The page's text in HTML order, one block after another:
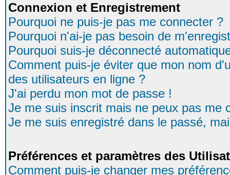
Connexion et Enregistrement
Pourquoi ne puis-je pas me connecter ?
Pourquoi n'ai-je pas besoin de
Pourquoi suis-je déconnecté
Comment puis-je éviter que mon nom
des utilisateurs en ligne ?
J'ai perdu mon mot de passe !
Je me suis inscrit mais ne peux pas me
Je me suis enregistré dans le passé,
Préférences et paramètres des
Comment puis-je changer mes